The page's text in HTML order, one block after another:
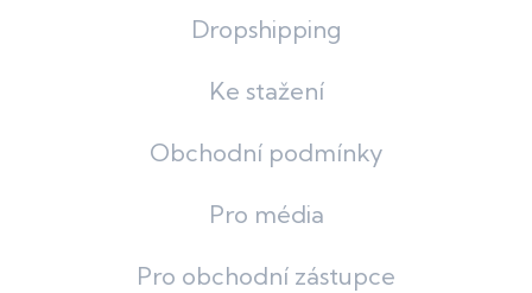
Dropshipping
Ke stažení
Obchodní podmínky
Pro média
Pro obchodní zástupce